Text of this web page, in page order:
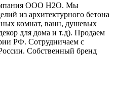
ООО Н2О. Мы
из архитектурного бетона
комнат, ванн, душевых
для дома и т.д). Продаем
РФ. Сотрудничаем с
Собственный бренд